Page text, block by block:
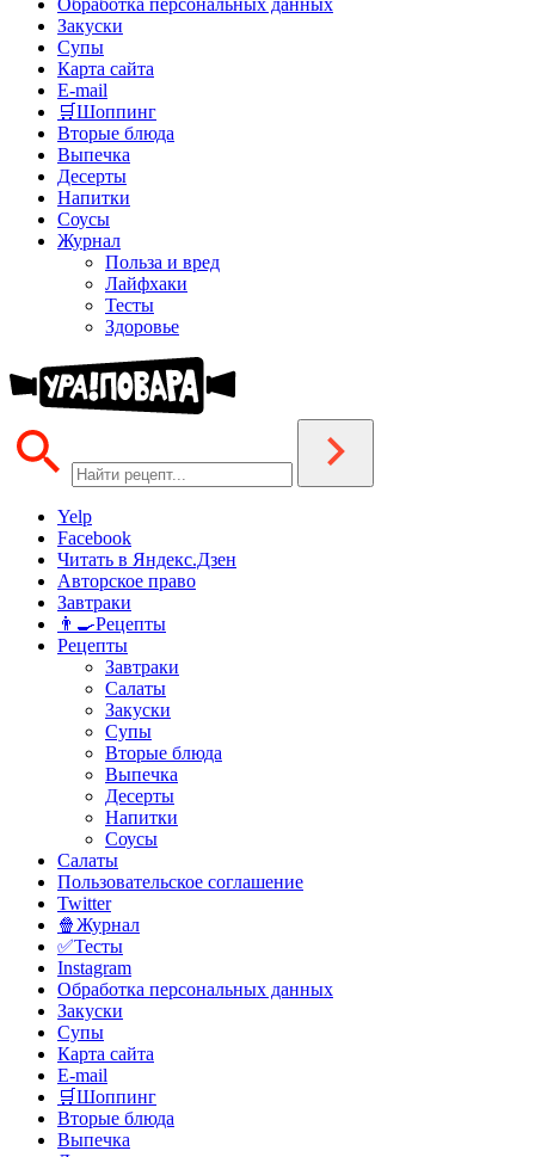
Обработка персональных данных
Закуски
Супы
Карта сайта
E-mail
🛒Шоппинг
Вторые блюда
Выпечка
Десерты
Напитки
Соусы
Журнал
Польза и вред
Лайфхаки
Тесты
Здоровье
Yelp
Facebook
Читать в Яндекс.Дзен
Авторское право
Завтраки
👨‍🍳Рецепты
Рецепты
Завтраки
Салаты
Закуски
Супы
Вторые блюда
Выпечка
Десерты
Напитки
Соусы
Салаты
Пользовательское соглашение
Twitter
🍿Журнал
✅Тесты
Instagram
Обработка персональных данных
Закуски
Супы
Карта сайта
E-mail
🛒Шоппинг
Вторые блюда
Выпечка